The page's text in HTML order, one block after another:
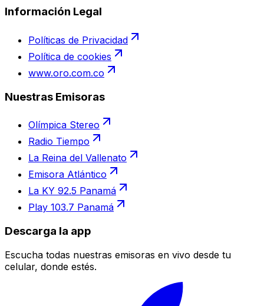
Información Legal
Políticas de Privacidad
Política de cookies
www.oro.com.co
Nuestras Emisoras
Olímpica Stereo
Radio Tiempo
La Reina del Vallenato
Emisora Atlántico
La KY 92.5 Panamá
Play 103.7 Panamá
Descarga la app
Escucha todas nuestras emisoras en vivo desde tu
celular, donde estés.